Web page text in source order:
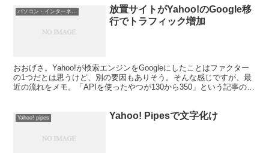
放置サイトがYahoo!のGoogle移
行でトラフィック増加
おおげさ。Yahoo!が検索エンジンをGoogleにしたことはファクター
の1つだとは思うけど、別の要因もありそう。そんな感じですが、最
近の流れをメモ。「APIを使ったやつが130から350」という記事の続
Yahoo! pipes Yahoo! Pipesで文字化け